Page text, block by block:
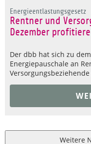
Energieentlastungsgesetz
Rentner und
Dezember
Der dbb hat sich zu
Energiepauschale an
Weitere